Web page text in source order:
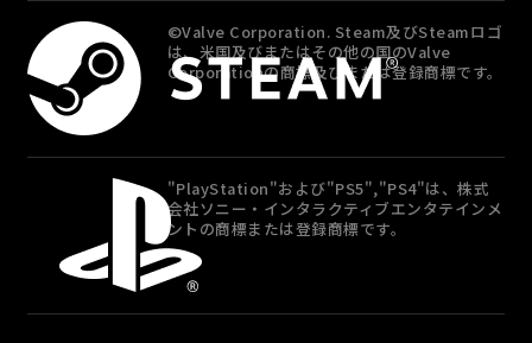
©Valve Corporation. Steam及びSteamロゴ
は、米国及びまたはその他の国のValve
Corporationの商標及びまたは登録商標です。
"PlayStation"および"PS5","PS4"は、株式
会社ソニー・インタラクティブエンタテインメ
ントの商標または登録商標です。